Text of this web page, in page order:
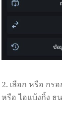
2. เลือก หรือ กร
หรือ ไอแบ้งกิ้ง ธ